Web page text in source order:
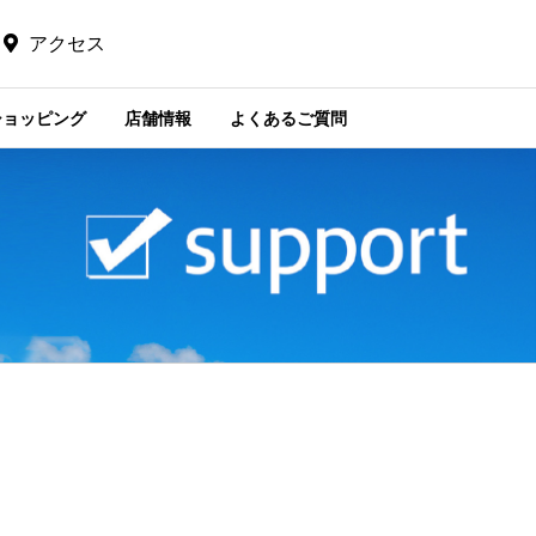
アクセス
ッピング 店舗情報 よくあるご質問